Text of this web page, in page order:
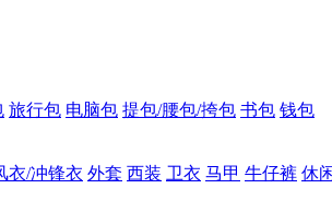
旅行包 电脑包 提包/腰包/挎包 书包 钱包
衣/冲锋衣 外套 西装 卫衣 马甲 牛仔裤 休